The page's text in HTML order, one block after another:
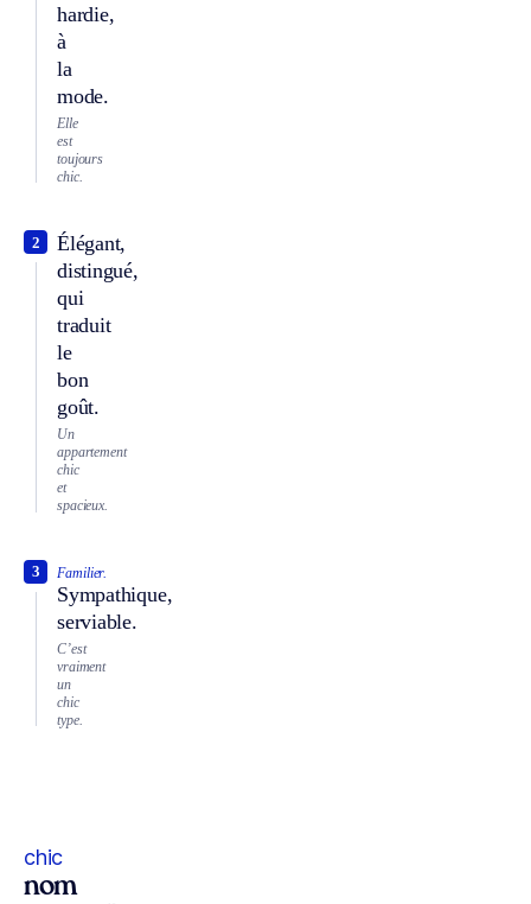
hardie,
à
la
mode.
Elle
est
toujours
chic.
Élégant,
distingué,
qui
traduit
le
bon
goût.
2
Un
appartement
chic
et
spacieux.
Familier.
Sympathique,
serviable.
3
C’est
vraiment
un
chic
type.
chic
nom